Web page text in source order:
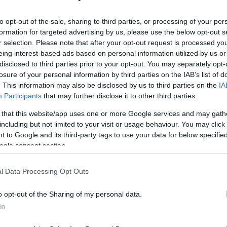
opt-out of the sale, sharing to third parties, or processing of your
for targeted advertising by us, please use the below opt-out
selection. Please note that after your opt-out request is processed
interest-based ads based on personal information utilized by us
to third parties prior to your opt-out. You may separately
of your personal information by third parties on the IAB’s list of
This information may also be disclosed by us to third parties on the
Participants that may further disclose it to other third parties.
that this website/app uses one or more Google services and may
but not limited to your visit or usage behaviour. You may
to Google and its third-party tags to use your data for below
consent section.
Data Processing Opt Outs
opt-out of the Sharing of my personal data.
horgolócsoport és egy magyar
Jogállamot! Kormányváltást! nevű ó ellenzéki
hogy nem látnak többet a csoportból, mint egy
csoportba aznap belépett felhasználót tett meg
a jelek szerint egy fantomfiókról